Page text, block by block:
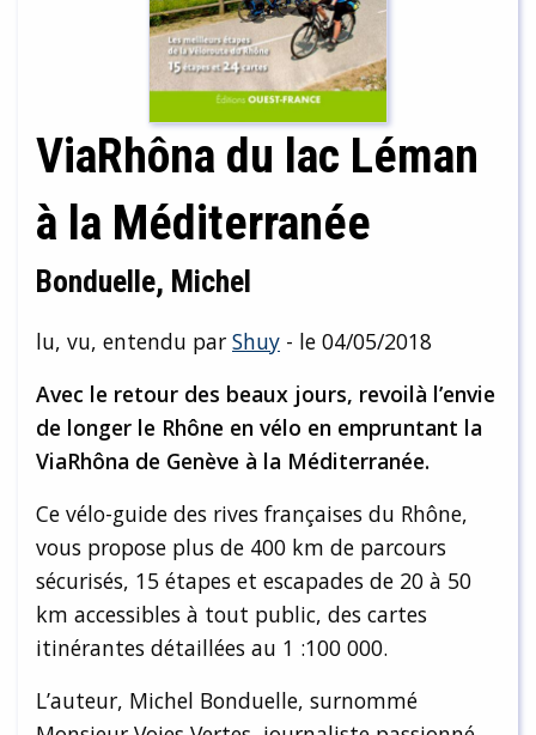
ViaRhôna du lac Léman
à la Méditerranée
Bonduelle, Michel
lu, vu, entendu par Shuy - le 04/05/2018
Avec le retour des beaux jours, revoilà l’envie
de longer le Rhône en vélo en empruntant la
ViaRhôna de Genève à la Méditerranée.
Ce vélo-guide des rives françaises du Rhône,
vous propose plus de 400 km de parcours
sécurisés, 15 étapes et escapades de 20 à 50
km accessibles à tout public, des cartes
itinérantes détaillées au 1 :100 000.
L’auteur, Michel Bonduelle, surnommé